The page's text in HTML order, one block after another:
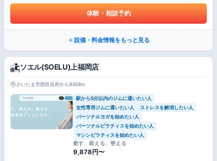
体験・相談予約
設備・料金情報をもっと見る
ソエル(SOELU)上福岡店
さいたま市西区役所から8456m
駅から5分以内のジムに通いたい人
女性専用ジムに通いたい人
ストレスを解消したい人
パーソナルヨガを始めたい人
パーソナルピラティスを始めたい人
マシンピラティスを始めたい人
癒す、鍛える、整える
9,878円〜